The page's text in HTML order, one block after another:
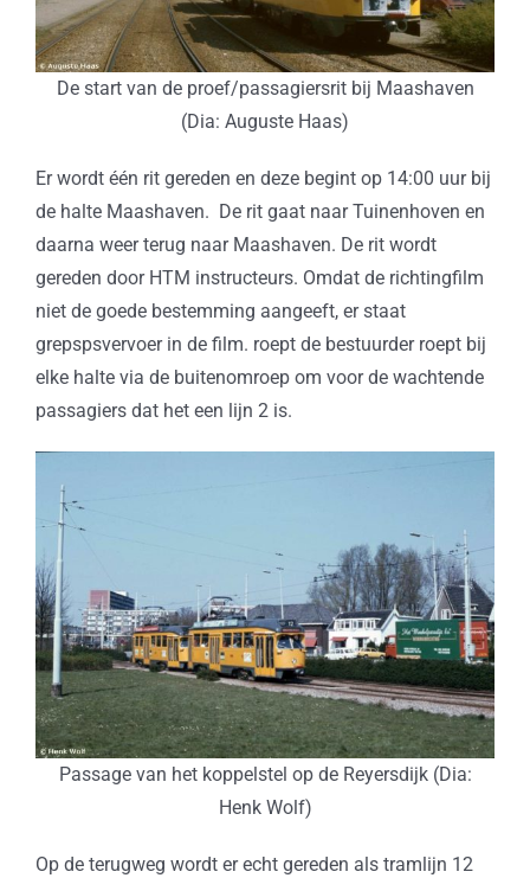
De start van de proef/passagiersrit bij Maashaven
(Dia: Auguste Haas)
Er wordt één rit gereden en deze begint op 14:00 uur bij
de halte Maashaven. De rit gaat naar Tuinenhoven en
daarna weer terug naar Maashaven. De rit wordt
gereden door HTM instructeurs. Omdat de richtingfilm
niet de goede bestemming aangeeft, er staat
grepspsvervoer in de film. roept de bestuurder roept bij
elke halte via de buitenomroep om voor de wachtende
passagiers dat het een lijn 2 is.
Passage van het koppelstel op de Reyersdijk (Dia:
Henk Wolf)
Op de terugweg wordt er echt gereden als tramlijn 12